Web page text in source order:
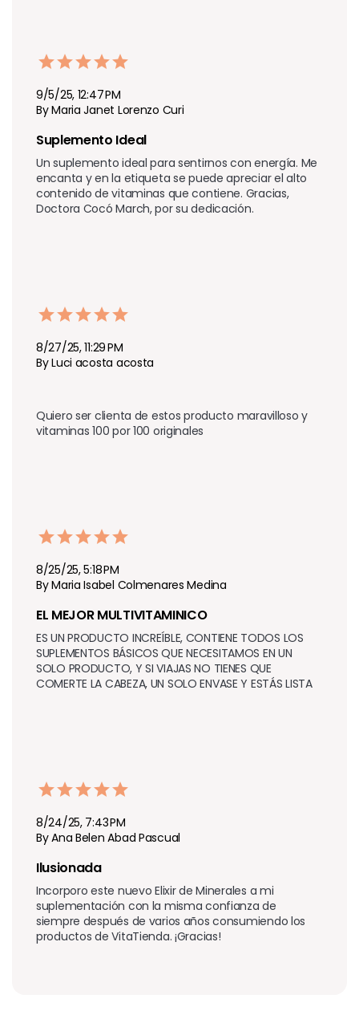
9/5/25, 12:47 PM
By Maria Janet Lorenzo Curi
Suplemento Ideal
Un suplemento ideal para sentirnos con energía. Me
encanta y en la etiqueta se puede apreciar el alto
contenido de vitaminas que contiene. Gracias,
Doctora Cocó March, por su dedicación.
8/27/25, 11:29 PM
By Luci acosta acosta
Quiero ser clienta de estos producto maravilloso y
vitaminas 100 por 100 originales
8/25/25, 5:18 PM
By Maria Isabel Colmenares Medina
EL MEJOR MULTIVITAMINICO
ES UN PRODUCTO INCREÍBLE, CONTIENE TODOS LOS
SUPLEMENTOS BÁSICOS QUE NECESITAMOS EN UN
SOLO PRODUCTO, Y SI VIAJAS NO TIENES QUE
COMERTE LA CABEZA, UN SOLO ENVASE Y ESTÁS LISTA
8/24/25, 7:43 PM
By Ana Belen Abad Pascual
Ilusionada
Incorporo este nuevo Elixir de Minerales a mi
suplementación con la misma confianza de
siempre después de varios años consumiendo los
productos de VitaTienda. ¡Gracias!